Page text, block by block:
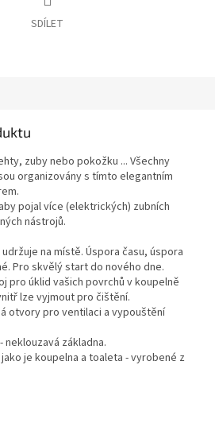
SDÍLET
zuby nebo pokožku ... Všechny
organizovány s tímto elegantním
pojal více (elektrických) zubních
nástrojů.
na místě. Úspora času, úspora
Pro skvělý start do nového dne.
pro úklid vašich povrchů v koupelně
lze vyjmout pro čištění.
otvory pro ventilaci a vypouštění
základna.
je koupelna a toaleta - vyrobené z